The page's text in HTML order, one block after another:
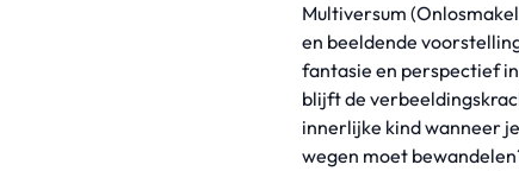
Multiversum
en beeldende
fantasie en perspectief
blijft de
innerlijke kind wanneer
wegen moet